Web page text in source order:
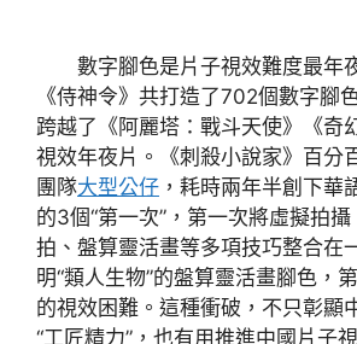
數字腳色是片子視效難度最年
《侍神令》共打造了702個數字腳
跨越了《阿麗塔：戰斗天使》《奇
視效年夜片。《刺殺小說家》百分
團隊大型公仔 ，耗時兩年半創下華
的3個“第一次”，第一次將虛擬拍
拍、盤算靈活畫等多項技巧整合在
明“類人生物”的盤算靈活畫腳色，
的視效困難。這種衝破，不只彰顯
“工匠精力”，也有用推進中國片子